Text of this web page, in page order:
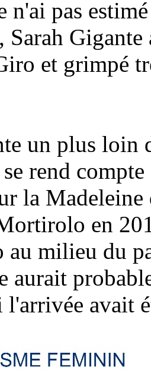
n'ai pas
Sarah
et grimpé
un plus loin
rend
la
en
milieu du
aurait
avait